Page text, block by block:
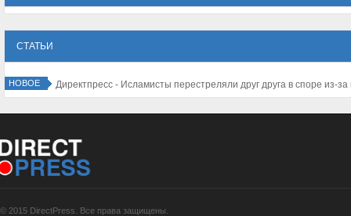
СТАТЬИ
НОВОЕ Директпресс - Исламисты перестреляли друг друга в споре из-за
© 2015 DirectPress. Все права защищены.